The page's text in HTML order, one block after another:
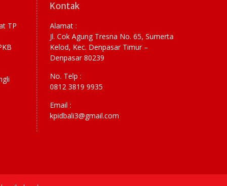
TP
Kontak
Alamat :
Jl. Cok Agung Tresna No. 65, Sumerta
Kelod, Kec. Denpasar Timur –
Denpasar 80239
No. Telp :
0812 3819 9935
Email :
kpidbali3@gmail.com